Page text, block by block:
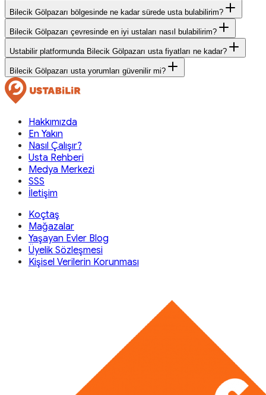
Bilecik Gölpazarı bölgesinde ne kadar sürede usta bulabilirim?
Bilecik Gölpazarı çevresinde en iyi ustaları nasıl bulabilirim?
Ustabilir platformunda Bilecik Gölpazarı usta fiyatları ne kadar?
Bilecik Gölpazarı usta yorumları güvenilir mi?
Hakkımızda
En Yakın
Nasıl Çalışır?
Usta Rehberi
Medya Merkezi
SSS
İletişim
Koçtaş
Mağazalar
Yaşayan Evler Blog
Üyelik Sözleşmesi
Kişisel Verilerin Korunması